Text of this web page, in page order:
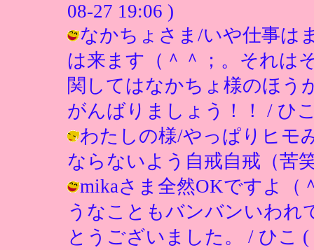
08-27 19:06 )
なかちょさま/いや仕事は
は来ます（＾＾；。それは
関してはなかちょ様のほう
がんばりましょう！！ / ひ
わたしの様/やっぱりヒモ
ならないよう自戒自戒（苦
mikaさま全然OKですよ（
うなこともバンバンいわれ
とうございました。 / ひこ (